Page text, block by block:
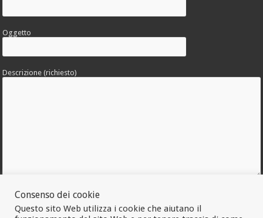
Oggetto
Descrizione (richiesto)
Allega una foto dell'errore
Consenso dei cookie
Questo sito Web utilizza i cookie che aiutano il